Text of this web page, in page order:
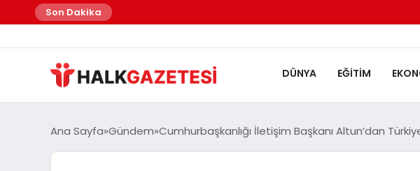
Son Dakika
DÜNYA EĞITIM
Ana Sayfa Gündem Cumhurbaşkanlığı İletişim Başkanı Altun’dan